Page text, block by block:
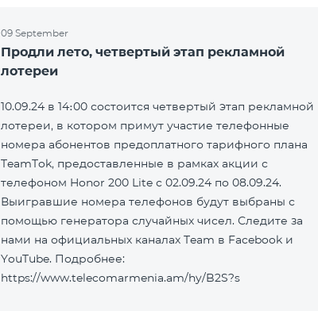
09 September
Продли лето, четвертый этап рекламной
лотереи
10.09.24 в 14։00 состоится четвертый этап рекламной
лотереи, в котором примут участие телефонные
номера абонентов предоплатного тарифного плана
TeamTok, предоставленные в рамках акции с
телефоном Honor 200 Lite с 02.09.24 по 08.09.24.
Выигравшие номера телефонов будут выбраны с
помощью генератора случайных чисел. Следите за
нами на официальных каналах Team в Facebook и
YouTube. Подробнее:
https://www.telecomarmenia.am/hy/B2S?s